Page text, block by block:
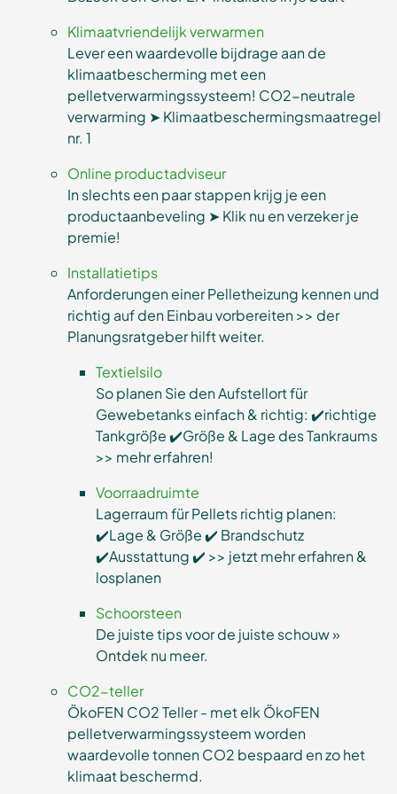
Klimaatvriendelijk verwarmen
Lever een waardevolle bijdrage aan de
klimaatbescherming met een
pelletverwarmingssysteem! CO2-neutrale
verwarming ➤ Klimaatbeschermingsmaatregel
nr. 1
Online productadviseur
In slechts een paar stappen krijg je een
productaanbeveling ➤ Klik nu en verzeker je
premie!
Installatietips
Anforderungen einer Pelletheizung kennen und
richtig auf den Einbau vorbereiten >> der
Planungsratgeber hilft weiter.
Textielsilo
So planen Sie den Aufstellort für
Gewebetanks einfach & richtig: ✔️richtige
Tankgröße ✔️Größe & Lage des Tankraums
>> mehr erfahren!
Voorraadruimte
Lagerraum für Pellets richtig planen:
✔️Lage & Größe ✔️ Brandschutz
✔️Ausstattung ✔️ >> jetzt mehr erfahren &
losplanen
Schoorsteen
De juiste tips voor de juiste schouw »
Ontdek nu meer.
CO2-teller
ÖkoFEN CO2 Teller - met elk ÖkoFEN
pelletverwarmingssysteem worden
waardevolle tonnen CO2 bespaard en zo het
klimaat beschermd.